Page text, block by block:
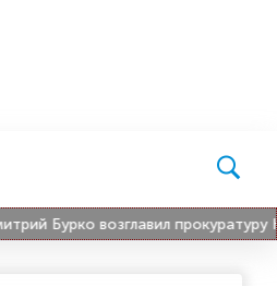
Бурко возглавил прокуратуру